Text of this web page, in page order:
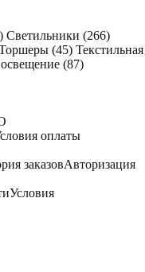
Светильники (266)
(45) Текстильная
(87)
оплаты
заказовАвторизация
Условия